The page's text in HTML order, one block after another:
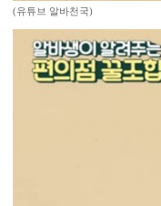
(유튜브 알바천국)